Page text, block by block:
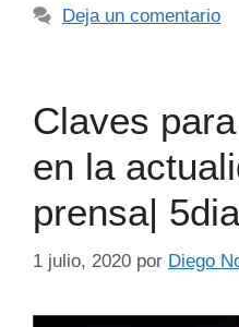
Deja un comentario
Claves
en la
prensa|
1 julio, 2020 por Diego